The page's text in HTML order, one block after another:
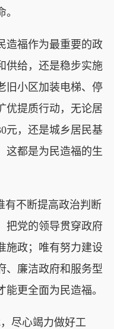
福作为最重要的政
供给，还是稳步实施
旧小区加装电梯、停
优提质行动，无论居
元，还是城乡居民基
这都是为民造福的生
不断提高政治判断
把党的领导贯穿政府
施政；唯有努力建设
、廉洁政府和服务型
更全面为民造福。
尽心竭力做好工